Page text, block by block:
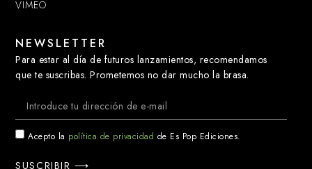
VIMEO
NEWSLETTER
Para estar al día de futuros lanzamientos, recomendamos
que te suscribas. Prometemos no dar mucho la brasa.
Acepto la política de privacidad de Es Pop Ediciones.
SUSCRIBIR ⟶